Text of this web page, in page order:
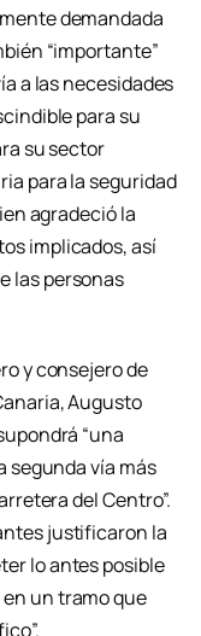
demandada
“importante”
a las necesidades
para su
su sector
para la seguridad
agradeció la
implicados, así
las personas
y consejero de
Augusto
“una
segunda vía más
del Centro”.
justificaron la
lo antes posible
un tramo que